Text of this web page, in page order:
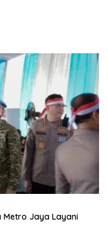
Metro Jaya Layani